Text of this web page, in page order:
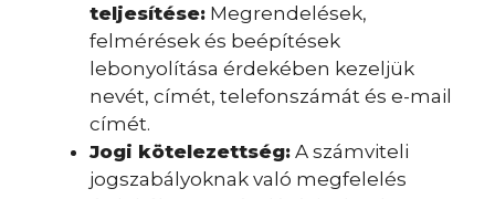
teljesítése: Megrendelések,
felmérések és beépítések
lebonyolítása érdekében kezeljük
nevét, címét, telefonszámát és e-mail
címét.
Jogi kötelezettség: A számviteli
jogszabályoknak való megfelelés